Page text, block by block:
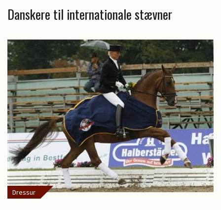
Danskere til internationale stævner
Dressur